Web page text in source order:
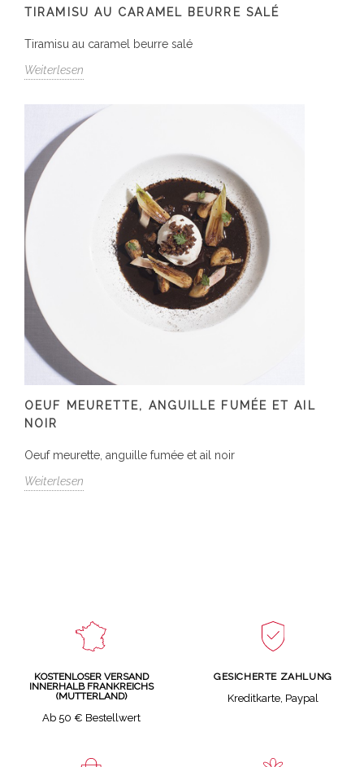
TIRAMISU AU CARAMEL BEURRE SALÉ
Tiramisu au caramel beurre salé
Weiterlesen
OEUF MEURETTE, ANGUILLE FUMÉE ET AIL
NOIR
Oeuf meurette, anguille fumée et ail noir
Weiterlesen
KOSTENLOSER VERSAND
INNERHALB FRANKREICHS
(MUTTERLAND)
Ab 50 € Bestellwert
GESICHERTE ZAHLUNG
Kreditkarte, Paypal